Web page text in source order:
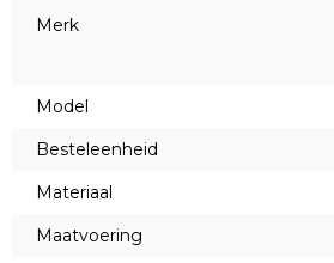
Merk
Model
Besteleenheid
Materiaal
Maatvoering